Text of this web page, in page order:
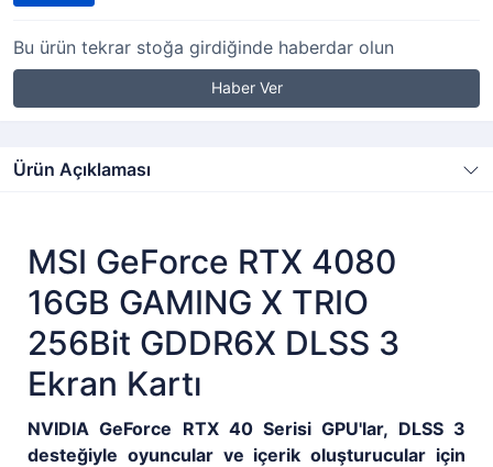
Bu ürün tekrar stoğa girdiğinde haberdar olun
Haber Ver
Ürün Açıklaması
MSI GeForce RTX 4080
16GB GAMING X TRIO
256Bit GDDR6X DLSS 3
Ekran Kartı
NVIDIA GeForce RTX 40 Serisi GPU'lar, DLSS 3
desteğiyle oyuncular ve içerik oluşturucular için